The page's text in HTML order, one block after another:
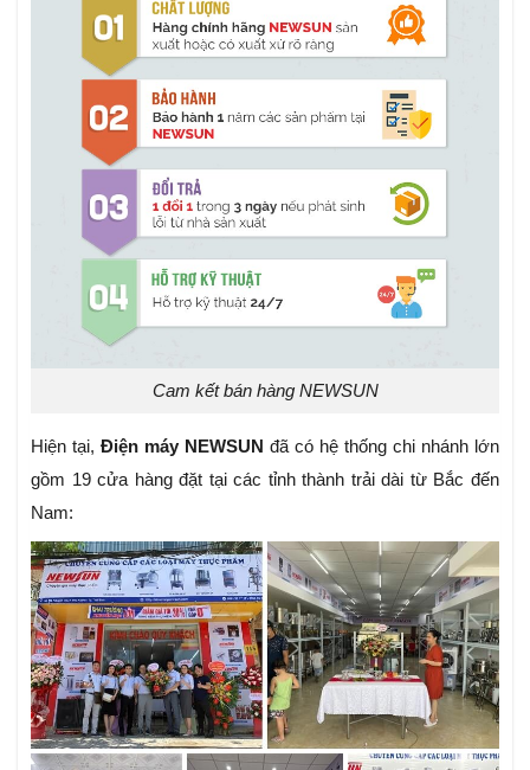
Cam kết bán hàng NEWSUN
Hiện tại, Điện máy NEWSUN đã có hệ thống chi nhánh lớn
gồm 19 cửa hàng đặt tại các tỉnh thành trải dài từ Bắc đến
Nam: